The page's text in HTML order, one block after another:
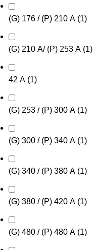
(G) 176 / (P) 210 А (1)
(G) 210 А/ (P) 253 А (1)
42 А (1)
(G) 253 / (P) 300 А (1)
(G) 300 / (P) 340 А (1)
(G) 340 / (P) 380 А (1)
(G) 380 / (P) 420 А (1)
(G) 480 / (P) 480 А (1)